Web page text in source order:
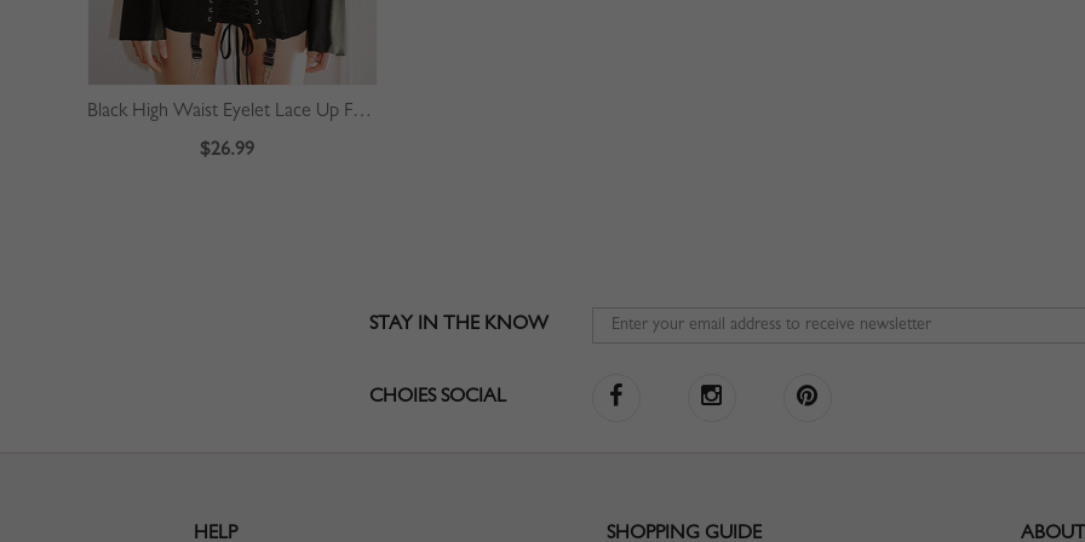
Black High Waist Eyelet Lace Up Front Mini Skirt
$26.99
STAY IN THE KNOW
CHOIES SOCIAL
HELP SHOPPING GUIDE